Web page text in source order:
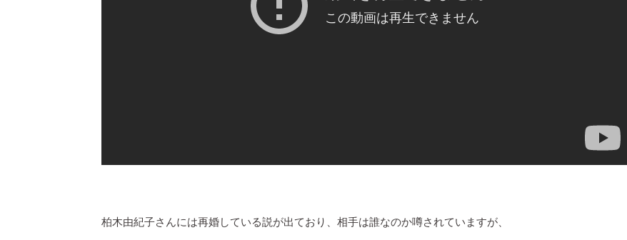
柏木由紀子さんには再婚している説が出ており、相手は誰なのか噂されていますが、